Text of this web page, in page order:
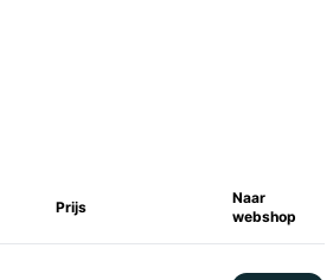
Prijs
Naar
webshop